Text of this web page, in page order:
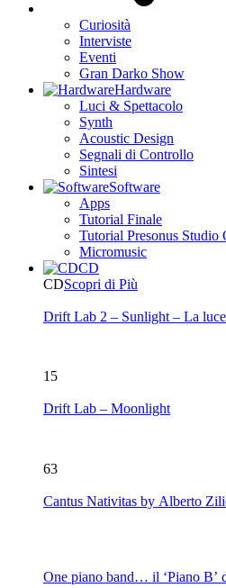
Curiosità
Interviste
Eventi
Gran Darko Show
Hardware
Luci & Spettacolo
Synth
Acoustic Design
Segnali di Controllo
Sintesi
Software
Apps
Tutorial Finale
Tutorial Presonus Studio
Micromusic
CD
CDScopri di Più
Drift Lab 2 – Sunlight – La
15
Drift Lab – Moonlight
63
Cantus Nativitas
One piano band… il ‘Piano B’